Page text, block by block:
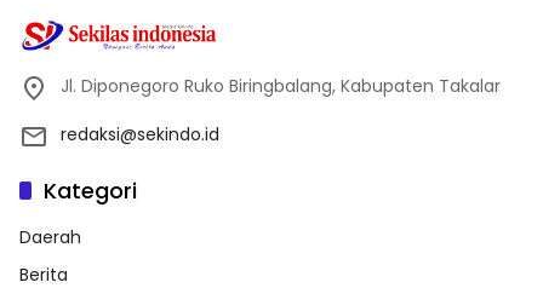
Jl. Diponegoro Ruko Biringbalang, Kabupaten Takalar
redaksi@sekindo.id
Kategori
Daerah
Berita